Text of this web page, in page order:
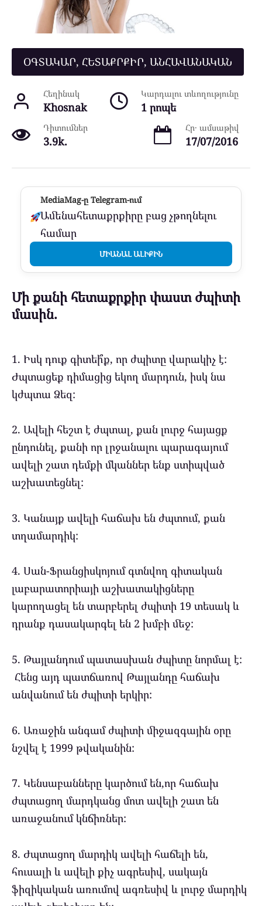
ՕԳՏԱԿԱՐ, ՀԵՏԱՔՐՔԻՐ, ԱՆՀԱՎԱՆԱԿԱՆ
Հեղինակ
Khosnak
Կարդալու տևողությունը
1 րոպե
Դիտումներ
3.9k.
Հր․ ամսաթիվ
17/07/2016
MediaMag-ը Telegram-ում
Ամենահետաքրքիրը բաց չթողնելու
համար
ՄԻԱՆԱԼ ԱԼԻՔԻՆ
Մի քանի հետաքրքիր փաստ ժպիտի
մասին.
1. Իսկ դուք գիտեի՞ք, որ ժպիտը վարակիչ է:
Ժպտացեք դիմացից եկող մարդուն, իսկ նա
կժպտա Ձեզ:
2. Ավելի հեշտ է ժպտալ, քան լուրջ հայացք
ընդունել, քանի որ լրջանալու պարագայում
ավելի շատ դեմքի մկաններ ենք ստիպված
աշխատեցնել:
3. Կանայք ավելի հաճախ են ժպտում, քան
տղամարդիկ:
4. Սան-Ֆրանցիսկոյում գտնվող գիտական
լաբարատորիայի աշխատակիցները
կարողացել են տարբերել ժպիտի 19 տեսակ և
դրանք դասակարգել են 2 խմբի մեջ:
5. Թայլանդում պատասխան ժպիտը նորմալ է:
Հենց այդ պատճառով Թայլանդը հաճախ
անվանում են ժպիտի երկիր:
6. Առաջին անգամ ժպիտի միջազգային օրը
նշվել է 1999 թվականին:
7. Կենսաբանները կարծում են,որ հաճախ
ժպտացող մարդկանց մոտ ավելի շատ են
առաջանում կնճիռներ:
8. Ժպտացող մարդիկ ավելի հաճելի են,
հուսալի և ավելի քիչ ագրեսիվ, սակայն
ֆիզիկական առումով ագռեսիվ և լուրջ մարդիկ